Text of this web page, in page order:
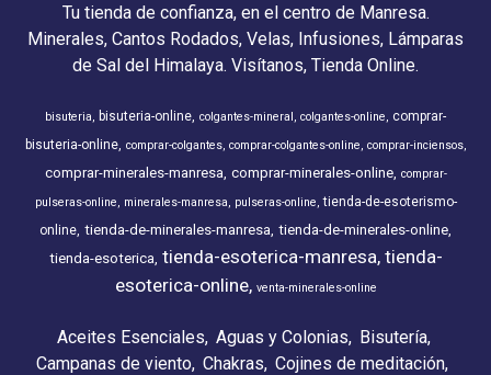
Tu tienda de confianza, en el centro de Manresa.
Minerales, Cantos Rodados, Velas, Infusiones, Lámparas
de Sal del Himalaya. Visítanos, Tienda Online.
bisuteria bisuteria-online colgantes-mineral colgantes-online
comprar-
bisuteria-online comprar-colgantes comprar-colgantes-online comprar-inciensos
comprar-minerales-manresa comprar-minerales-online comprar-
pulseras-online
minerales-manresa pulseras-online tienda-de-esoterismo-
online tienda-de-minerales-manresa tienda-de-minerales-online
tienda-esoterica tienda-esoterica-manresa tienda-
esoterica-online venta-minerales-online
Aceites Esenciales Aguas y Colonias
Bisutería
Campanas de viento Chakras Cojines de meditación